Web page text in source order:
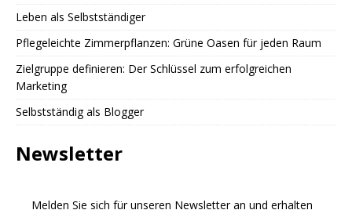
Leben als Selbstständiger
Pflegeleichte Zimmerpflanzen: Grüne Oasen für jeden Raum
Zielgruppe definieren: Der Schlüssel zum erfolgreichen
Marketing
Selbstständig als Blogger
Newsletter
Melden Sie sich für unseren Newsletter an und erhalten